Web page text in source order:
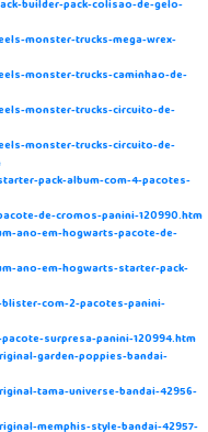
builder-pack-colisao-de-gelo-
monster-trucks-mega-wrex-
monster-trucks-caminhao-de-
monster-trucks-circuito-de-
monster-trucks-circuito-de-
pack-album-com-4-pacotes-
de-cromos-panini-120990.htm
ano-em-hogwarts-pacote-de-
ano-em-hogwarts-starter-pack-
com-2-pacotes-panini-
surpresa-panini-120994.htm
garden-poppies-bandai-
tama-universe-bandai-42956-
memphis-style-bandai-42957-